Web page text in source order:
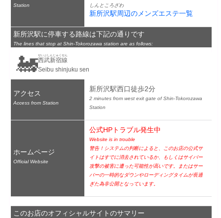
Station
しんところざわ
新所沢駅周辺のメンズエステ一覧
新所沢駅に停車する路線は下記の通りです
The lines that stop at Shin-Tokorozawa station are as follows:
🚂西武新宿線
せいぶしんじゅくせん
Seibu shinjuku sen
アクセス
Access from Station
新所沢駅西口徒歩2分
2 minutes from west exit gate of Shin-Tokorozawa
Station
ホームページ
Official Website
公式HPトラブル発生中
Website is in trouble
警告！システムの判断によると、このお店の公式サ
イトはすでに消去されているか、もしくはサイバー
攻撃の被害に遭った可能性が高いです。またはサー
バーの一時的なダウンやローディングタイムが長過
ぎた為非公開となっています。
このお店のオフィシャルサイトのサマリー